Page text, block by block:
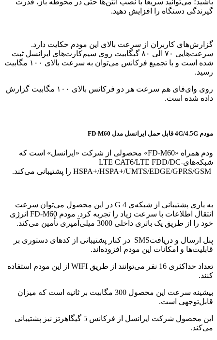
گیرندگی دستگاه را افزایش دهید.
گزارش‌های کاربران از سرعت بالای این مودم حکایت دارد.
سرعت‌هایی ۷۰ الی ۸۰ گیگابیت روی سیم‌کارت‌های ایرانسل ثبت
شده است و با تجمیع فرکانس می‌توان به سرعت بالای ۱۰۰ مگابیت
رسید.
روی وای‌فای هم سرعت هر دو فرکانس بالای ۱۰۰ مگابیت گزارش
داده شده است.
مودم 4G/4.5G قابل حمل ایرانسل مدل FD-M60
ودم همراه «FD-M60» محصولی از شرکت «ایرانسل» است که
شبکه‌هایLTE CAT6/LTE FDD/DC-
HSPA+/HSPA+/UMTS/EDGE/GPRS/GSM را پشتیبانی می‌کند.
به یاری پشتیبانی از شبکه‌ی 4 G در این محصول می‌توان سرعت
انتقال اطلاعات با سرعت زیاد را تجربه کرد. مودم FD-M60 انرژی
خود را از طریق یک باتری داخلی 3000 میلی‌آمپری تأمین می‌کند.
پنل ارسال و دریافتSMS در کنار پشتیبانی از کدهای دستوری بر
قابلیت‌ها و امکانات این مودم افزوده‌اند.
تعداد حداکثری 16 نفر می‌توانند از طریق WIFI از این مودم استفاده
کنند.
بیشینه سرعت این محصول 300 مگابیت بر ثانیه است که میزان
قابل‌توجهی است.
این محصول شرکت ایرانسل از فرکانس 5 گیگاهرتز نیز پشتیبانی
می‌کند.